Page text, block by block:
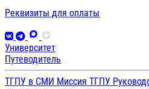
Реквизиты для оплаты
Университет
Путеводитель
ТГПУ в СМИ Миссия ТГПУ